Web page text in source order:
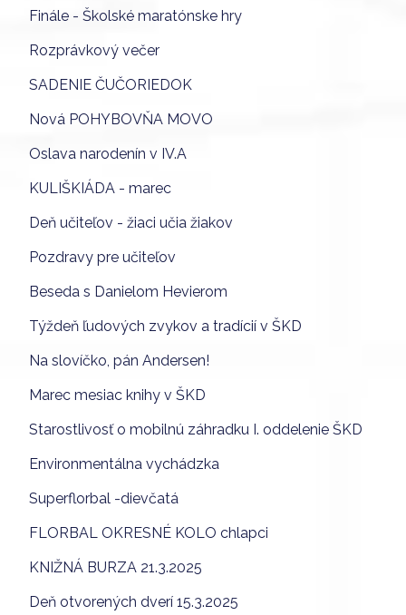
Finále - Školské maratónske hry
Rozprávkový večer
SADENIE ČUČORIEDOK
Nová POHYBOVŇA MOVO
Oslava narodenín v IV.A
KULIŠKIÁDA - marec
Deň učiteľov - žiaci učia žiakov
Pozdravy pre učiteľov
Beseda s Danielom Hevierom
Týždeň ľudových zvykov a tradícií v ŠKD
Na slovíčko, pán Andersen!
Marec mesiac knihy v ŠKD
Starostlivosť o mobilnú záhradku I. oddelenie ŠKD
Environmentálna vychádzka
Superflorbal -dievčatá
FLORBAL OKRESNÉ KOLO chlapci
KNIŽNÁ BURZA 21.3.2025
Deň otvorených dverí 15.3.2025